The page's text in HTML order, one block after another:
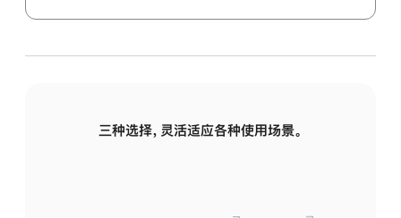
三种选择，灵活适应各种使用场景。